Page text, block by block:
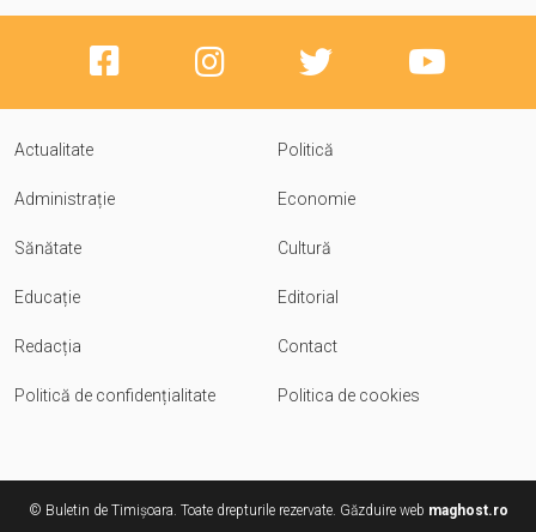
Actualitate Politică
Administrație Economie
Sănătate Cultură
Educație Editorial
Redacția Contact
Politică de confidențialitate Politica de cookies
© Buletin de Timișoara. Toate drepturile rezervate. Găzduire web maghost.ro